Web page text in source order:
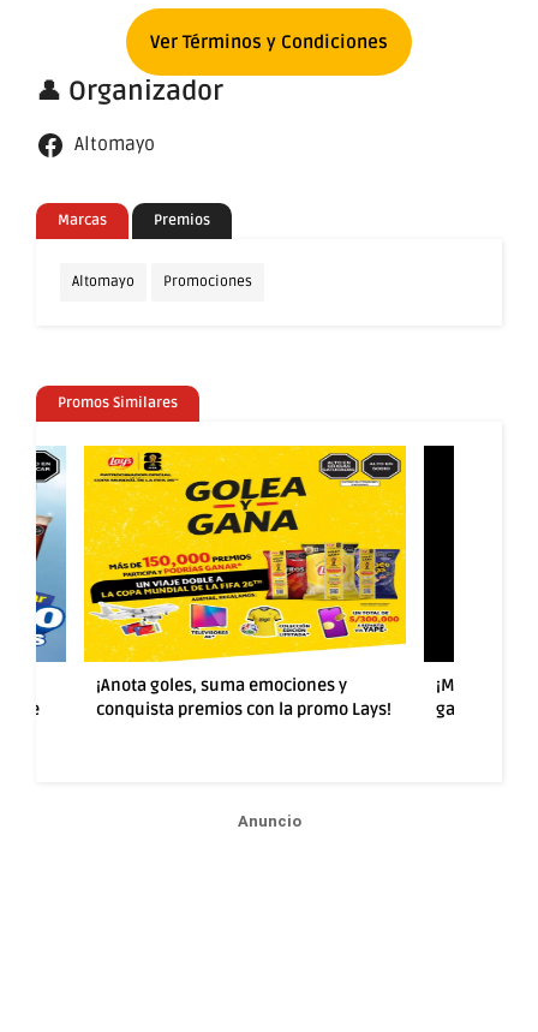
Ver Términos y Condiciones
👤 Organizador
Altomayo
Marcas Premios
Altomayo Promociones
Promos Similares
de
¡Anota goles, suma emociones y
conquista premios con la promo Lays!
¡Más sabor
ganar con la
Anuncio